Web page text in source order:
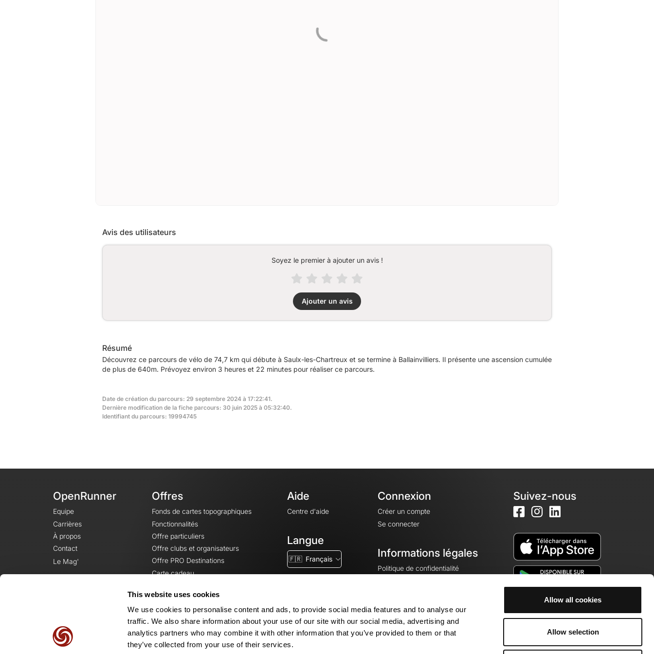
This website uses cookies
We use cookies to personalise content and ads, to provide social media features and to analyse our
traffic. We also share information about your use of our site with our social media, advertising and
analytics partners who may combine it with other information that you’ve provided to them or that
they’ve collected from your use of their services.
Allow all cookies
Allow selection
Avis des utilisateurs
Soyez le premier à ajouter un avis !
Ajouter un avis
Résumé
Découvrez ce parcours de vélo de 74,7 km qui débute à Saulx-les-Chartreux et se termine à Ballainvilliers. Il présente une ascension cumulée
de plus de 640m. Prévoyez environ 3 heures et 22 minutes pour réaliser ce parcours.
Date de création du parcours: 29 septembre 2024 à 17:22:41.
Dernière modification de la fiche parcours: 30 juin 2025 à 05:32:40.
Identifiant du parcours: 19994745
OpenRunner
Equipe
Carrières
À propos
Contact
Le Mag'
Offres
Fonds de cartes topographiques
Fonctionnalités
Offre particuliers
Offre clubs et organisateurs
Offre PRO Destinations
Carte cadeau
Aide
Centre d'aide
Langue
🇫🇷 Français
Connexion
Créer un compte
Se connecter
Informations légales
Politique de confidentialité
Mentions légales
Paramètres des cookies
Suivez-nous